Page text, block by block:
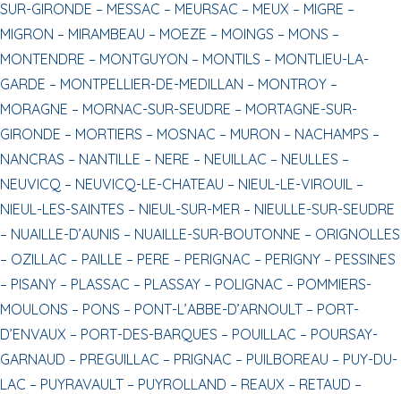
SUR-GIRONDE – MESSAC – MEURSAC – MEUX – MIGRE –
MIGRON – MIRAMBEAU – MOEZE – MOINGS – MONS –
MONTENDRE – MONTGUYON – MONTILS – MONTLIEU-LA-
GARDE – MONTPELLIER-DE-MEDILLAN – MONTROY –
MORAGNE – MORNAC-SUR-SEUDRE – MORTAGNE-SUR-
GIRONDE – MORTIERS – MOSNAC – MURON – NACHAMPS –
NANCRAS – NANTILLE – NERE – NEUILLAC – NEULLES –
NEUVICQ – NEUVICQ-LE-CHATEAU – NIEUL-LE-VIROUIL –
NIEUL-LES-SAINTES – NIEUL-SUR-MER – NIEULLE-SUR-SEUDRE
– NUAILLE-D’AUNIS – NUAILLE-SUR-BOUTONNE – ORIGNOLLES
– OZILLAC – PAILLE – PERE – PERIGNAC – PERIGNY – PESSINES
– PISANY – PLASSAC – PLASSAY – POLIGNAC – POMMIERS-
MOULONS – PONS – PONT-L’ABBE-D’ARNOULT – PORT-
D’ENVAUX – PORT-DES-BARQUES – POUILLAC – POURSAY-
GARNAUD – PREGUILLAC – PRIGNAC – PUILBOREAU – PUY-DU-
LAC – PUYRAVAULT – PUYROLLAND – REAUX – RETAUD –